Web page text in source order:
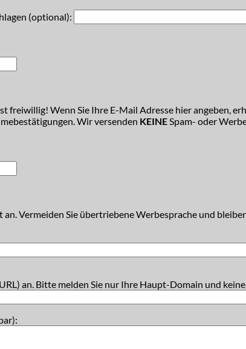
(optional):
freiwillig! Wenn Sie Ihre E-Mail Adresse hier angeben,
Wir versenden KEINESpam- oder
Vermeiden Sie übertriebene Werbesprache und
an. Bitte melden Sie nur Ihre Haupt-Domain und